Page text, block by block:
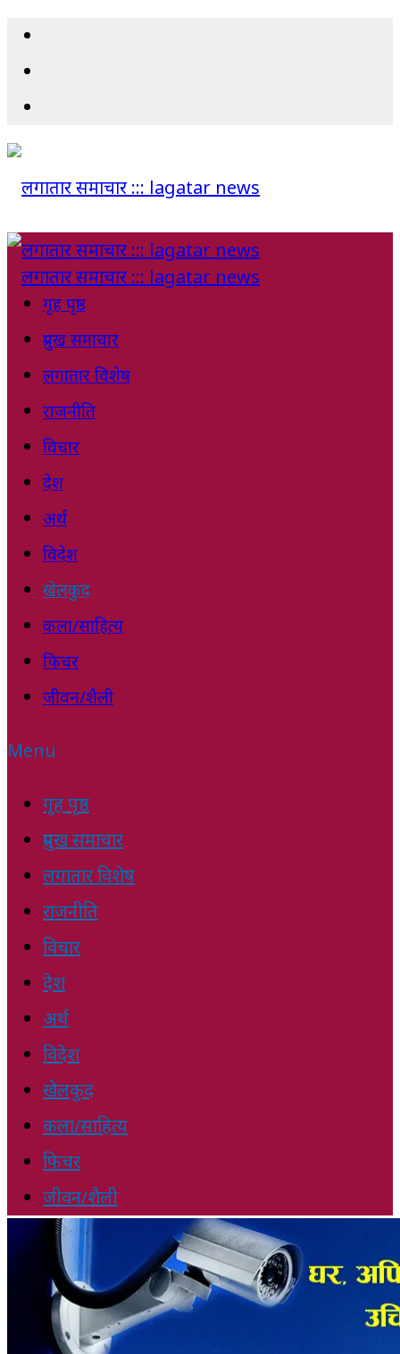
गृह पृष्ठ
प्रमुख समाचार
लगातार विशेष
राजनीति
विचार
देश
अर्थ
विदेश
खेलकुद
कला/साहित्य
फिचर
जीवन/शैली
Menu
गृह पृष्ठ
प्रमुख समाचार
लगातार विशेष
राजनीति
विचार
देश
अर्थ
विदेश
खेलकुद
कला/साहित्य
फिचर
जीवन/शैली